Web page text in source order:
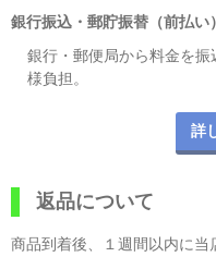
銀行振込・郵貯振替（前払い）
銀行・郵便局から料金を
様負担。
詳
返品について
商品到着後、１週間以内に当